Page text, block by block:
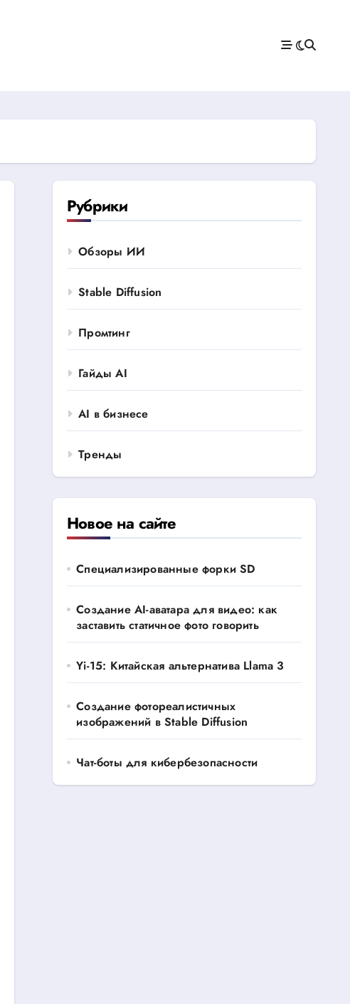
Рубрики
Обзоры ИИ
Stable Diffusion
Промтинг
Гайды AI
AI в бизнесе
Тренды
Новое на сайте
Специализированные форки SD
Создание AI-аватара для видео: как
заставить статичное фото говорить
Yi-15: Китайская альтернатива Llama 3
Создание фотореалистичных
изображений в Stable Diffusion
Чат-боты для кибербезопасности